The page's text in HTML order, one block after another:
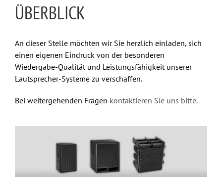
ÜBERBLICK
An dieser Stelle möchten wir Sie herzlich einladen, sich
einen eigenen Eindruck von der besonderen
Wiedergabe-Qualität und Leistungsfähigkeit unserer
Lautsprecher-Systeme zu verschaffen.
Bei weitergehenden Fragen kontaktieren Sie uns bitte.